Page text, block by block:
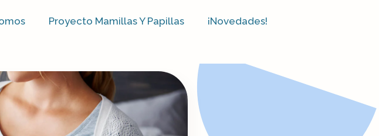
Proyecto Mamillas Y Papillas​
¡Novedades!